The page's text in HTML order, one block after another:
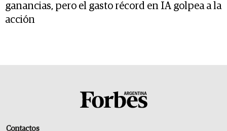
ganancias, pero el gasto récord en IA golpea a la
acción
Contactos